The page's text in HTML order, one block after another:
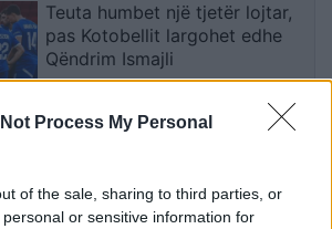
Process My Personal
of the sale, sharing to third parties, or
or sensitive information for
Teuta humbet një tjetër lojtar,
pas Kotobellit largohet edhe
Qëndrim Ismajli
Gruevskin në çështjen “Talir 2